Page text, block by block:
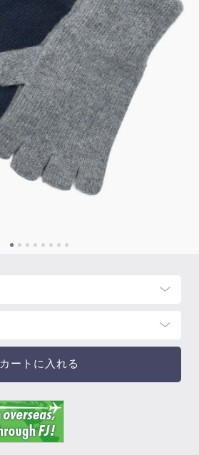
カートに入れる